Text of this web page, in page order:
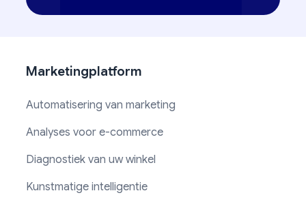
Marketingplatform
Automatisering van marketing
Analyses voor e-commerce
Diagnostiek van uw winkel
Kunstmatige intelligentie